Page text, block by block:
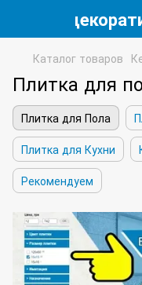
Каталог товаров
Плитка для
Плитка для Пола
Плитка для Кухни
Рекомендуем